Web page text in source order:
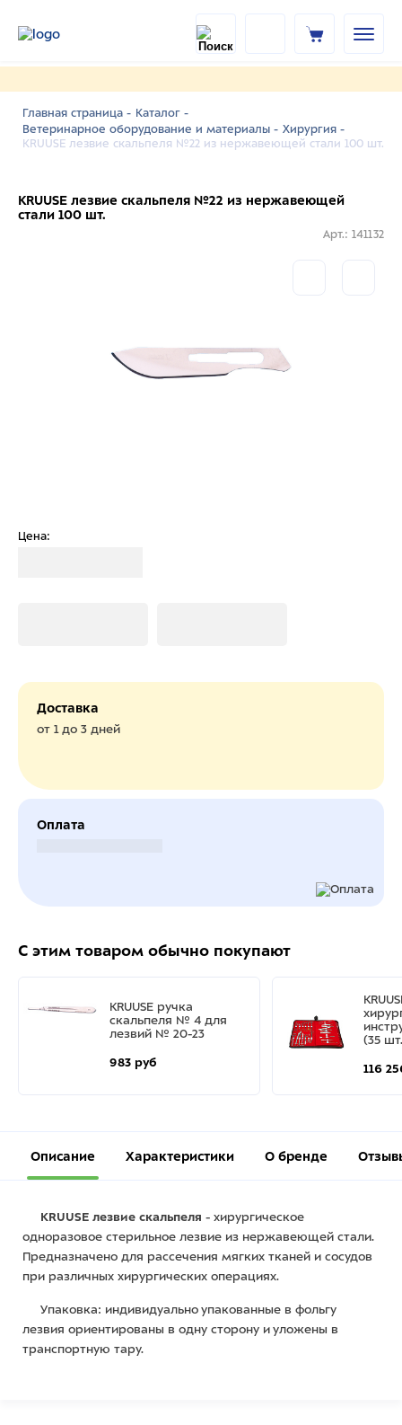
Главная страница - Каталог -
Ветеринарное оборудование и материалы - Хирургия -
KRUUSE лезвие скальпеля №22 из нержавеющей стали 100 шт.
KRUUSE лезвие скальпеля №22 из нержавеющей
стали 100 шт.
Арт.: 141132
Цена:
Доставка
от 1 до 3 дней
Оплата
С этим товаром обычно покупают
KRUUSE ручка
скальпеля № 4 для
лезвий № 20-23
983 руб
(35
116
Описание Характеристики О бренде
KRUUSE лезвие скальпеля - хирургическое
одноразовое стерильное лезвие из нержавеющей стали.
Предназначено для рассечения мягких тканей и сосудов
при различных хирургических операциях.
Упаковка: индивидуально упакованные в фольгу
лезвия ориентированы в одну сторону и уложены в
транспортную тару.